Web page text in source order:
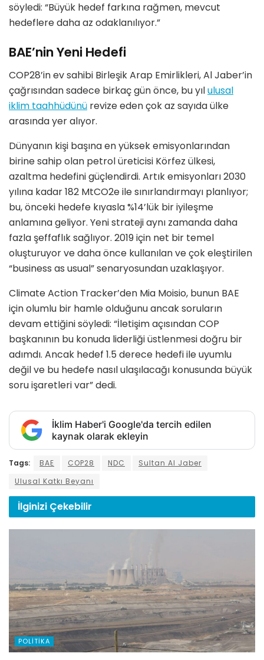
söyledi: “Büyük hedef farkına rağmen, mevcut
hedeflere daha az odaklanılıyor.”
BAE’nin Yeni Hedefi
COP28’in ev sahibi Birleşik Arap Emirlikleri, Al Jaber’in
çağrısından sadece birkaç gün önce, bu yılulusal
iklim taahhüdünü revize eden çok az sayıda ülke
arasında yer alıyor.
Dünyanın kişi başına en yüksek emisyonlarından
birine sahip olan petrol üreticisi Körfez ülkesi,
azaltma hedefini güçlendirdi. Artık emisyonları 2030
yılına kadar 182 MtCO2e ile sınırlandırmayı planlıyor;
bu, önceki hedefe kıyasla %14’lük bir iyileşme
anlamına geliyor. Yeni strateji aynı zamanda daha
fazla şeffaflık sağlıyor. 2019 için net bir temel
oluşturuyor ve daha önce kullanılan ve çok eleştirilen
“business as usual” senaryosundan uzaklaşıyor.
Climate Action Tracker’den Mia Moisio, bunun BAE
için olumlu bir hamle olduğunu ancak soruların
devam ettiğini söyledi: “İletişim açısından COP
başkanının bu konuda liderliği üstlenmesi doğru bir
adımdı. Ancak hedef 1.5 derece hedefi ile uyumlu
değil ve bu hedefe nasıl ulaşılacağı konusunda büyük
soru işaretleri var” dedi.
İklim Haber'i Google'da tercih edilen
kaynak olarak ekleyin
Tags: BAE COP28 NDC
Sultan Al Jaber
Ulusal Katkı Beyanı
İlginizi Çekebilir
POLITIKA